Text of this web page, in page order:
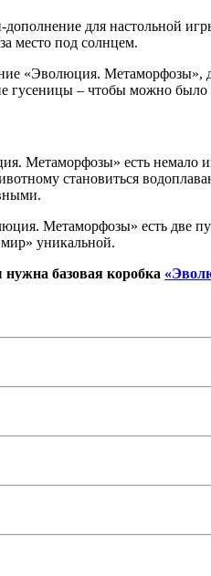
для настольной
место под солнцем.
«Эволюция. Метаморфозы»,
– чтобы можно было
Метаморфозы» есть немало
становиться
Метаморфозы» есть две
уникальной.
базовая коробка